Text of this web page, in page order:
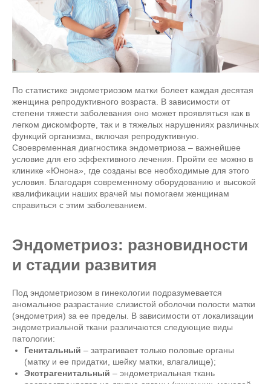
По статистике эндометриозом матки болеет каждая десятая
женщина репродуктивного возраста. В зависимости от
степени тяжести заболевания оно может проявляться как в
легком дискомфорте, так и в тяжелых нарушениях различных
функций организма, включая репродуктивную.
Своевременная диагностика эндометриоза – важнейшее
условие для его эффективного лечения. Пройти ее можно в
клинике «Юнона», где созданы все необходимые для этого
условия. Благодаря современному оборудованию и высокой
квалификации наших врачей мы помогаем женщинам
справиться с этим заболеванием.
Эндометриоз: разновидности
и стадии развития
Под эндометриозом в гинекологии подразумевается
аномальное разрастание слизистой оболочки полости матки
(эндометрия) за ее пределы. В зависимости от локализации
эндометриальной ткани различаются следующие виды
патологии:
Генитальный – затрагивает только половые органы
(матку и ее придатки, шейку матки, влагалище);
Экстрагенитальный – эндометриальная ткань